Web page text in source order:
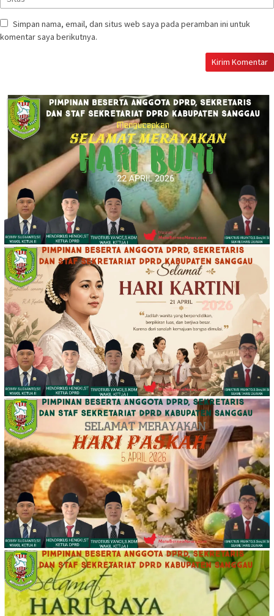
Simpan nama, email, dan situs web saya pada peramban ini untuk
komentar saya berikutnya.